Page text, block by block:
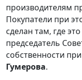
производителям
Покупатели при
сделан там, где
председатель
собственности
Гумерова.